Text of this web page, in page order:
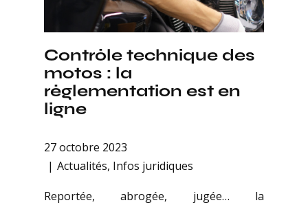
Contrôle technique des
motos : la
réglementation est en
ligne
27 octobre 2023
Actualités, Infos juridiques
Reportée, abrogée, jugée… la